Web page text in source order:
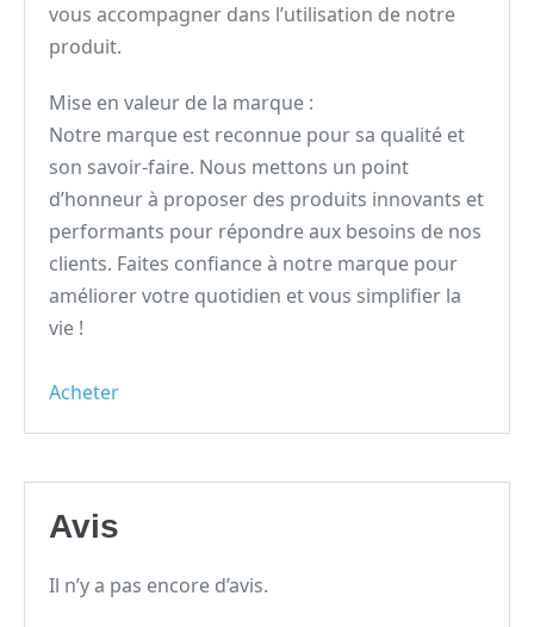
vous accompagner dans l’utilisation de notre
produit.
Mise en valeur de la marque :
Notre marque est reconnue pour sa qualité et
son savoir-faire. Nous mettons un point
d’honneur à proposer des produits innovants et
performants pour répondre aux besoins de nos
clients. Faites confiance à notre marque pour
améliorer votre quotidien et vous simplifier la
vie !
Acheter
Avis
Il n’y a pas encore d’avis.